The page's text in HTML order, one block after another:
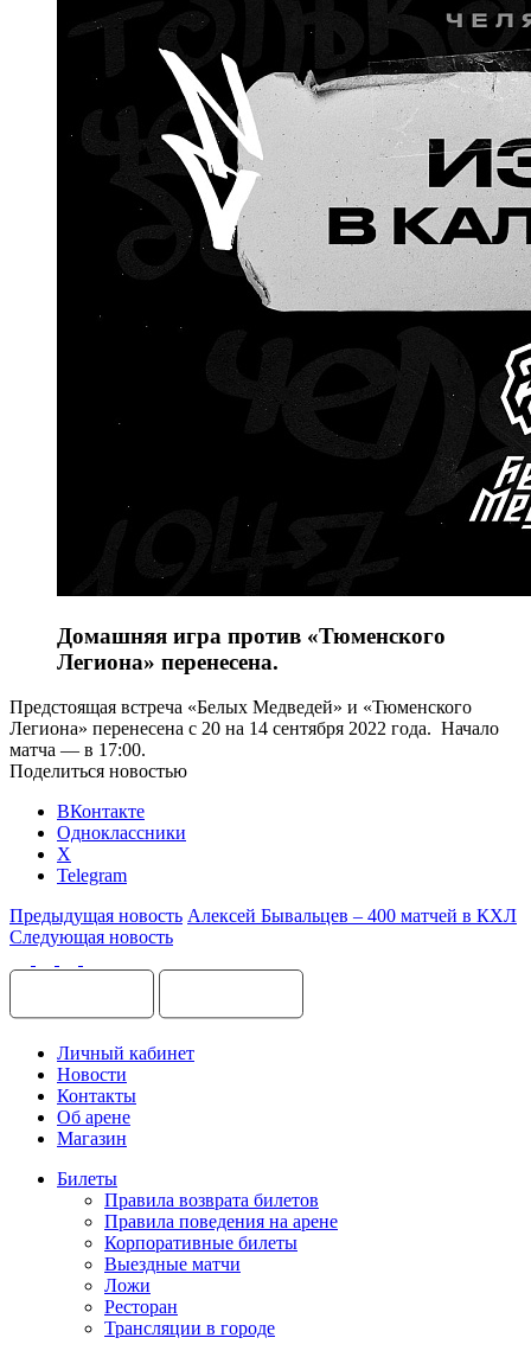
Домашняя игра против «Тюменского
Легиона» перенесена.
Предстоящая встреча «Белых Медведей» и «Тюменского
Легиона» перенесена с 20 на 14 сентября 2022 года. Начало
матча — в 17:00.
Поделиться новостью
ВКонтакте
Одноклассники
X
Telegram
Предыдущая новость Алексей Бывальцев – 400 матчей в КХЛ
Следующая новость
Личный кабинет
Новости
Контакты
Об арене
Магазин
Билеты
Правила возврата билетов
Правила поведения на арене
Корпоративные билеты
Выездные матчи
Ложи
Ресторан
Трансляции в городе